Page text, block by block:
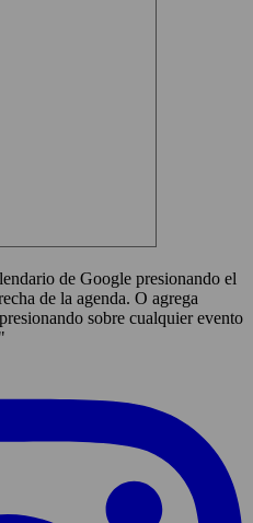
de Google presionando el
de la agenda. O agrega
sobre cualquier evento